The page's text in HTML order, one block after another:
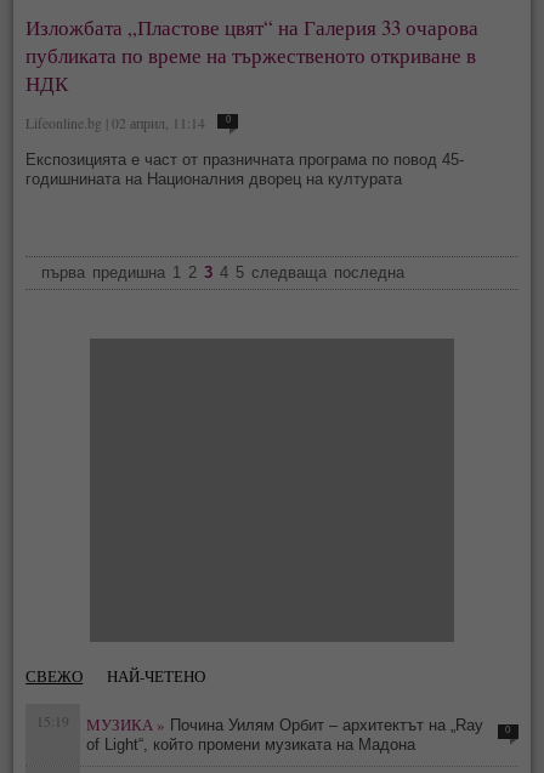
Изложбата „Пластове цвят“ на Галерия 33 очарова
публиката по време на тържественото откриване в
НДК
Lifeonline.bg | 02 април, 11:14 0
Експозицията е част от празничната програма по повод 45-
годишнината на Националния дворец на културата
първа предишна 1 2 3 4 5 следваща последна
СВЕЖО НАЙ-ЧЕТЕНО
15:19 МУЗИКА » Почина Уилям Орбит – архитектът на „Ray
of Light“, който промени музиката на Мадона
0